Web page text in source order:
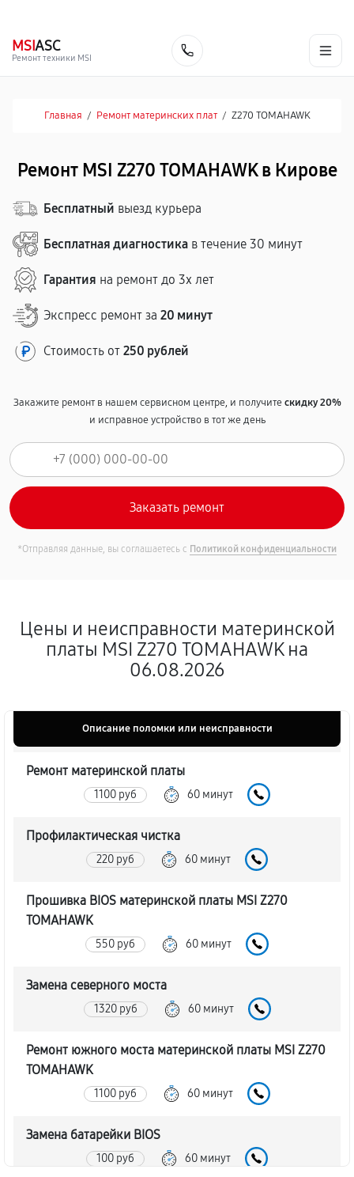
MSIASC
Ремонт техники MSI
Главная / Ремонт материнских плат / Z270 TOMAHAWK
Ремонт MSI Z270 TOMAHAWK в Кирове
Бесплатный выезд курьера
Бесплатная диагностика в течение 30 минут
Гарантия на ремонт до 3х лет
Экспресс ремонт за 20 минут
Стоимость от 250 рублей
Закажите ремонт в нашем сервисном центре, и получитескидку 20%
и исправное устройство в тот же день
*Отправляя данные, вы соглашаетесь с Политикой конфиденциальности
Цены и неисправности материнской
платы MSI Z270 TOMAHAWK на
06.08.2026
Описание поломки или неисправности
Ремонт материнской платы
1100 руб 60 минут
Профилактическая чистка
220 руб 60 минут
Прошивка BIOS материнской платы MSI Z270
TOMAHAWK
550 руб 60 минут
Замена северного моста
1320 руб 60 минут
Ремонт южного моста материнской платы MSI Z270
TOMAHAWK
1100 руб 60 минут
Замена батарейки BIOS
100 руб 60 минут